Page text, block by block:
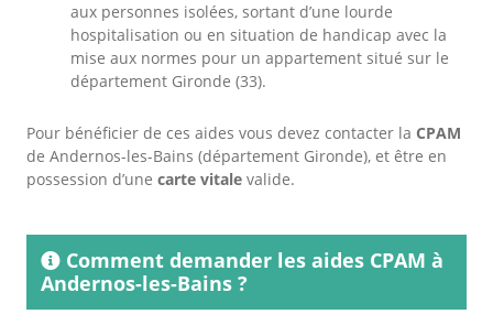
aux personnes isolées, sortant d’une lourde
hospitalisation ou en situation de handicap avec la
mise aux normes pour un appartement situé sur le
département Gironde (33).
Pour bénéficier de ces aides vous devez contacter la CPAM
de Andernos-les-Bains (département Gironde), et être en
possession d’une carte vitale valide.
Comment demander les aides CPAM à
Andernos-les-Bains ?